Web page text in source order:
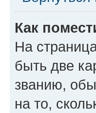
Как
На
быть две
званию,
на то,